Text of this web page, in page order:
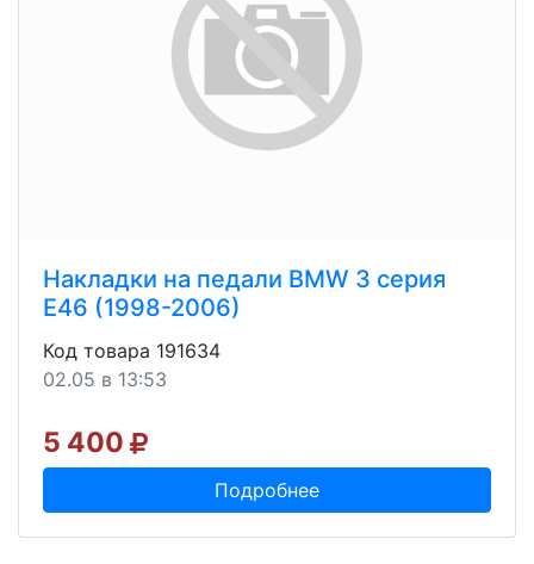
Накладки на педали BMW 3 серия
E46 (1998-2006)
Код товара 191634
02.05 в 13:53
5 400
Подробнее